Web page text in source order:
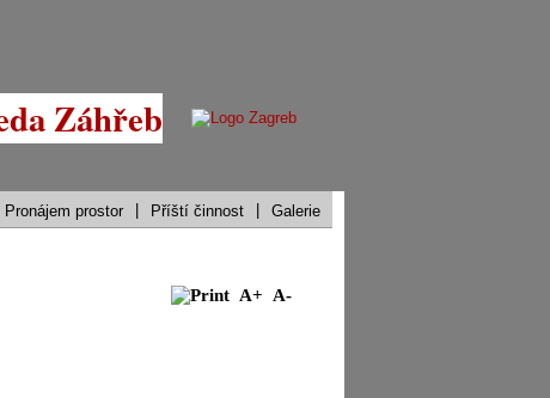
Pronájem prostor Příští činnost Galerie
A-
A+